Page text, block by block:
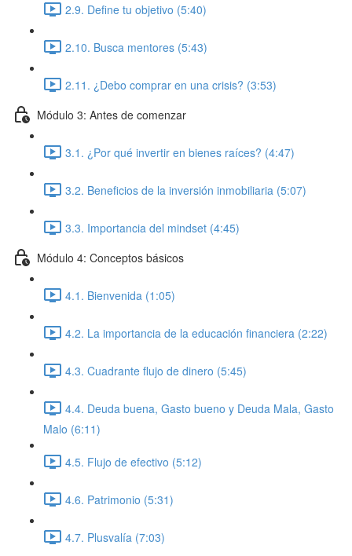
2.9. Define tu objetivo (5:40)
2.10. Busca mentores (5:43)
2.11. ¿Debo comprar en una crisis? (3:53)
Módulo 3: Antes de comenzar
3.1. ¿Por qué invertir en bienes raíces? (4:47)
3.2. Beneficios de la inversión inmobiliaria (5:07)
3.3. Importancia del mindset (4:45)
Módulo 4: Conceptos básicos
4.1. Bienvenida (1:05)
4.2. La importancia de la educación financiera (2:22)
4.3. Cuadrante flujo de dinero (5:45)
4.4. Deuda buena, Gasto bueno y Deuda Mala, Gasto
Malo (6:11)
4.5. Flujo de efectivo (5:12)
4.6. Patrimonio (5:31)
4.7. Plusvalía (7:03)